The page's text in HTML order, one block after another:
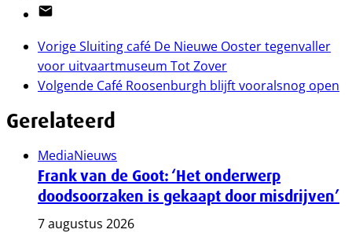
Email
VorigeSluiting café De Nieuwe Ooster tegenvaller
voor uitvaartmuseum Tot Zover
Volgende Café Roosenburgh blijft vooralsnog open
Gerelateerd
MediaNieuws
Frank van de Goot: ‘Het onderwerp
doodsoorzaken is gekaapt door misdrijven’
7 augustus 2026